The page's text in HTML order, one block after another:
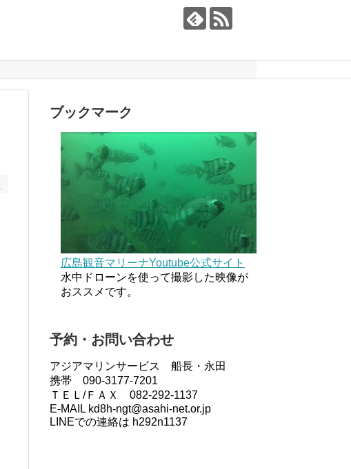
ブックマーク
広島観音マリーナYoutube公式サイト
水中ドローンを使って撮影した映像が
おススメです。
予約・お問い合わせ
アジアマリンサービス 船長・永田
携帯 090-3177-7201
ＴＥＬ/ＦＡＸ 082-292-1137
E-MAIL kd8h-ngt@asahi-net.or.jp
LINEでの連絡は h292n1137